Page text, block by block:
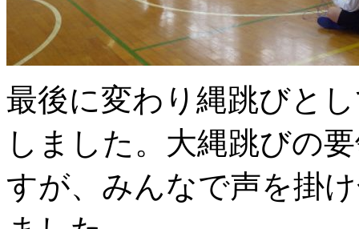
最後に変わり縄跳びと
しました。大縄跳びの
すが、みんなで声を掛